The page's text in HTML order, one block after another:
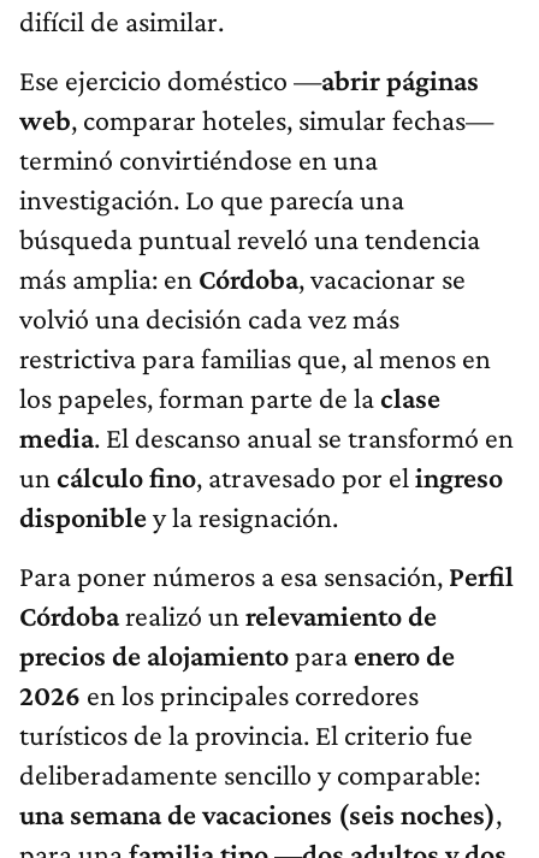
difícil de asimilar.
Ese ejercicio doméstico —abrir páginas
web, comparar hoteles, simular fechas—
terminó convirtiéndose en una
investigación. Lo que parecía una
búsqueda puntual reveló una tendencia
más amplia: en Córdoba, vacacionar se
volvió una decisión cada vez más
restrictiva para familias que, al menos en
los papeles, forman parte de laclase
media. El descanso anual se transformó en
un cálculo fino, atravesado por el ingreso
disponibley la resignación.
Para poner números a esa sensación, Perfil
Córdobarealizó un relevamiento de
precios de alojamientopara enero de
2026 en los principales corredores
turísticos de la provincia. El criterio fue
deliberadamente sencillo y comparable:
una semana de vacaciones (seis noches),